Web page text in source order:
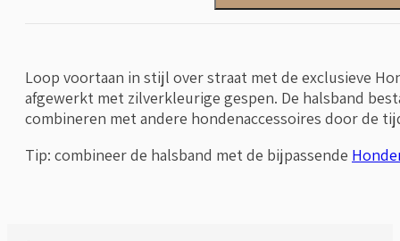
Loop voortaan in stijl over straat met de exclusieve
afgewerkt met zilverkleurige gespen. De halsband
combineren met andere hondenaccessoires door de
Tip: combineer de halsband met de bijpassende